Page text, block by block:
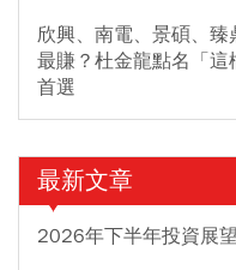
欣興、南電、景碩、臻
最賺？杜金龍點名「
首選
最新文章
2026年下半年投資展